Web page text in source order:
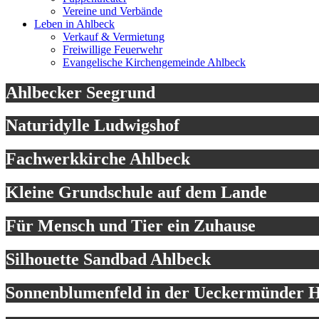
Vereine und Verbände
Leben in Ahlbeck
Verkauf & Vermietung
Freiwillige Feuerwehr
Evangelische Kirchengemeinde Ahlbeck
Ahlbecker Seegrund
Naturidylle Ludwigshof
Fachwerkkirche Ahlbeck
Kleine Grundschule auf dem Lande
Für Mensch und Tier ein Zuhause
Silhouette Sandbad Ahlbeck
Sonnenblumenfeld in der Ueckermünder